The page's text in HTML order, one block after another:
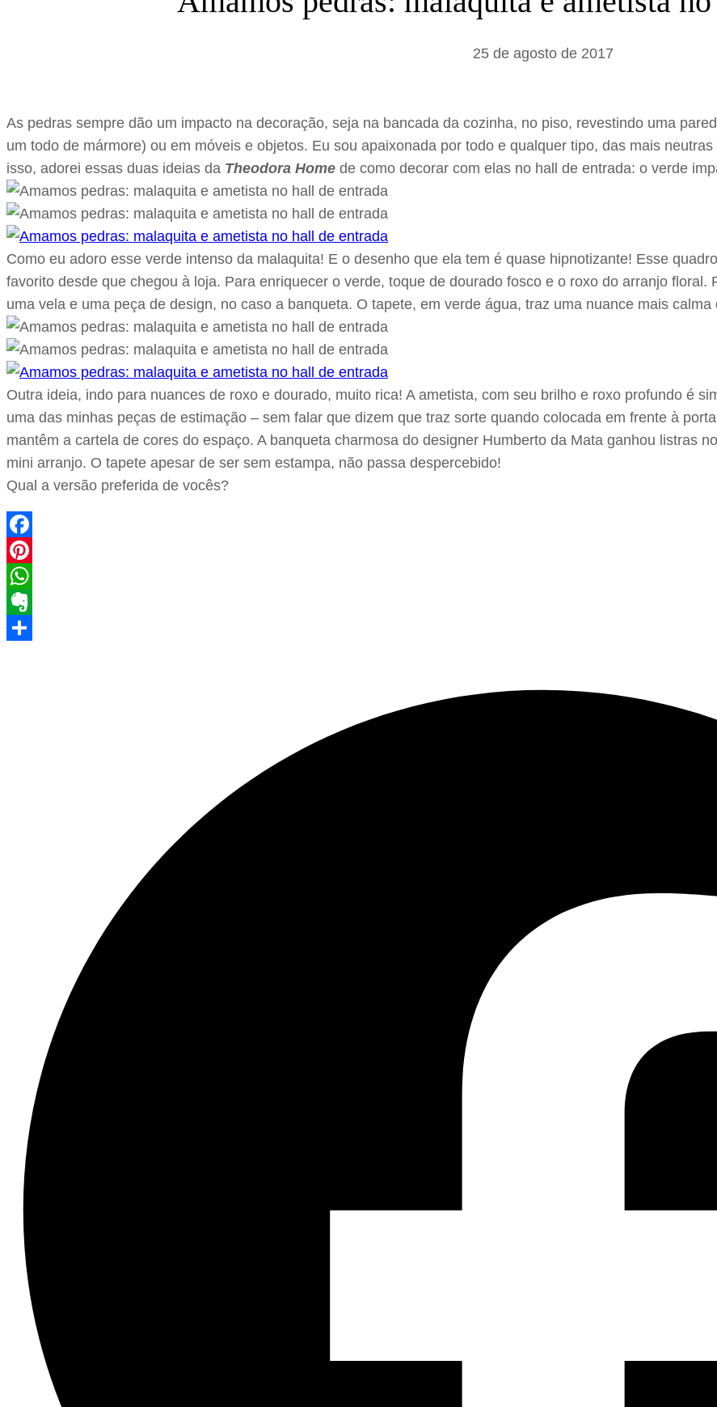
a
25 de agosto de 2017
As pedras sempre dão um impacto na decoração, seja na bancada da cozinha, no piso, revestindo uma
um todo de mármore) ou em móveis e objetos. Eu sou apaixonada por todo e qualquer tipo, das mais
isso, adorei essas duas ideias da Theodora Home de como decorar com elas no hall de entrada: o verde
Como eu adoro esse verde intenso da malaquita! E o desenho que ela tem é quase hipnotizante! Esse
favorito desde que chegou à loja. Para enriquecer o verde, toque de dourado fosco e o roxo do arranjo
uma vela e uma peça de design, no caso a banqueta. O tapete, em verde água, traz uma nuance mais calma
Outra ideia, indo para nuances de roxo e dourado, muito rica! A ametista, com seu brilho e roxo profundo é
uma das minhas peças de estimação – sem falar que dizem que traz sorte quando colocada em frente à
mantêm a cartela de cores do espaço. A banqueta charmosa do designer Humberto da Mata ganhou listras
mini arranjo. O tapete apesar de ser sem estampa, não passa despercebido!
Qual a versão preferida de vocês?
Facebook
Pinterest
WhatsApp
Evernote